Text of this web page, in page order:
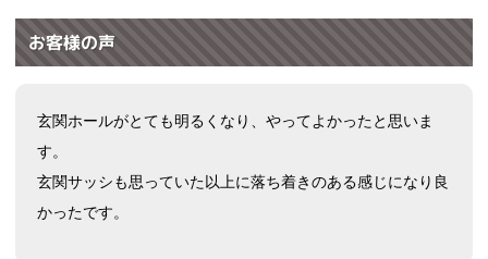
お客様の声
玄関ホールがとても明るくなり、やってよかったと思いま
す。
玄関サッシも思っていた以上に落ち着きのある感じになり良
かったです。